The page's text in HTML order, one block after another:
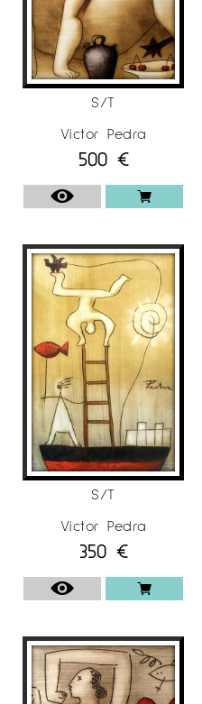
S/T
Víctor Pedra
500 €
S/T
Víctor Pedra
350 €